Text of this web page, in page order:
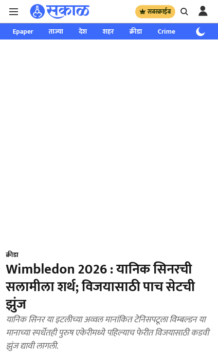
सबस्क्राईब
Epaper ताज्या देश शहर क्रीडा Crime साप्ताहिक
क्रीडा
Wimbledon 2026 : यानिक सिनरची
सलामीला शर्थ; विजयासाठी पाच सेटची
झुंज
यानिक सिनर या इटलीच्या अव्वल मानांकित टेनिसपटूला विम्बल्डन या
मानाच्या स्पर्धेतही पुरुष एकेरीमध्ये पहिल्याच फेरीत विजयासाठी कडवी
झुंज द्यावी लागली.